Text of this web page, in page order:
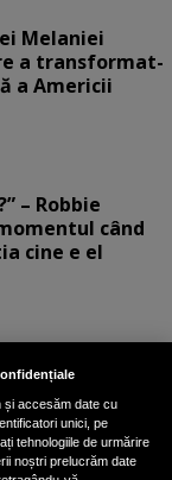
Melaniei
a transformat-
a Americii
– Robbie
când
cine e el
trupei
talentul
în Franţa
și accesăm date cu
unici, pe
tehnologiile de urmărire
noștri prelucrăm date